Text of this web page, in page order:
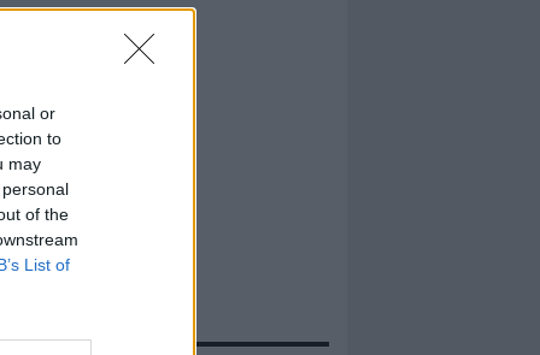
or
to
may
of the
List of